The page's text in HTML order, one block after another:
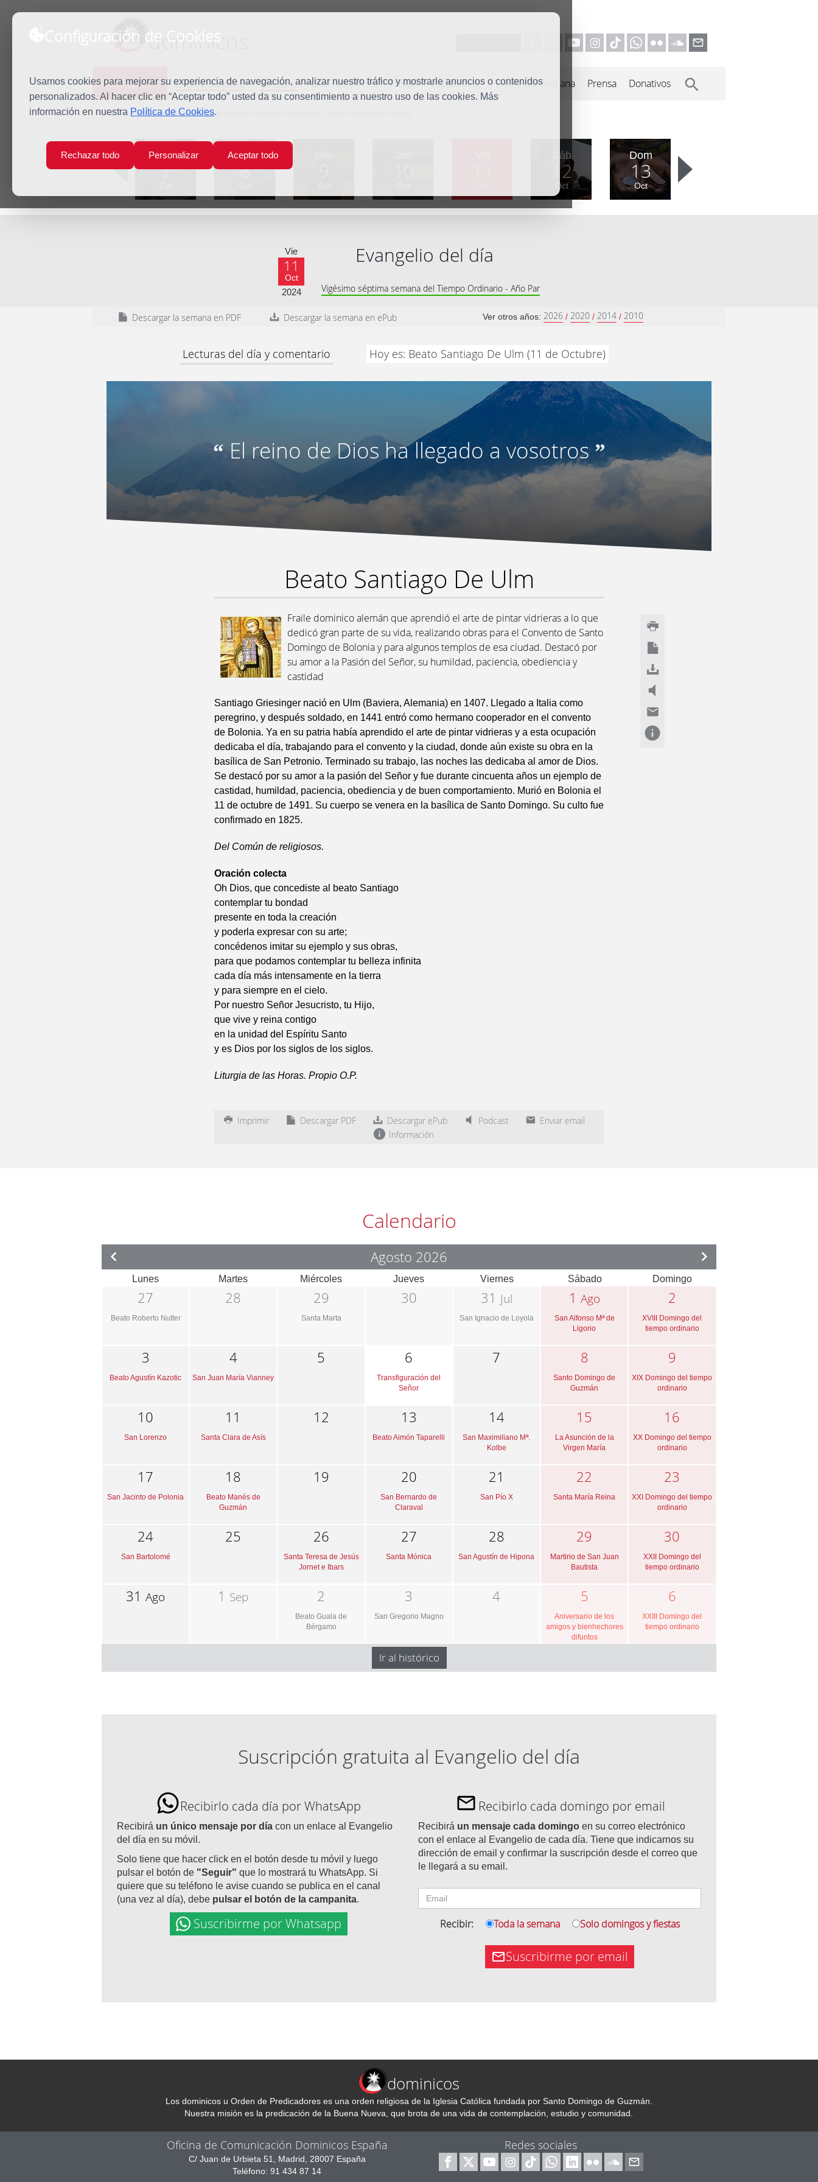
Configuración de Cookies
Usamos cookies para mejorar su experiencia de navegación, analizar nuestro tráfico y mostrarle anuncios o contenidos
personalizados. Al hacer clic en “Aceptar todo” usted da su consentimiento a nuestro uso de las cookies. Más
información en nuestra Política de Cookies.
Rechazar todo Personalizar Aceptar todo
dominicos
Predicación Espiritualidad Estudio Quiénes somos Misión Vocaciones Familia Dominicana Prensa Donativos
Inicio Predicación Viernes de la Vigésimo séptima semana del Tiempo Ordinario, Año par
Lun
7
Mar
8
Sáb
12
Oct
Dom
13
Oct
Vie
11
Oct
2024
Evangelio del día
Vigésimo séptima semana del Tiempo Ordinario - Año Par
Descargar la semana en PDF Descargar la semana en ePub Ver otros años: 2026 / 2020 / 2014 / 2010
Lecturas del día y comentario Hoy es: Beato Santiago De Ulm (11 de Octubre)
“El reino de Dios ha llegado a vosotros”
Beato Santiago De Ulm
Fraile dominico alemán que aprendió el arte de pintar vidrieras a lo que
dedicó gran parte de su vida, realizando obras para el Convento de Santo
Domingo de Bolonia y para algunos templos de esa ciudad. Destacó por
su amor a la Pasión del Señor, su humildad, paciencia, obediencia y
castidad
Santiago Griesinger nació en Ulm (Baviera, Alemania) en 1407. Llegado a Italia como
peregrino, y después soldado, en 1441 entró como hermano cooperador en el convento
de Bolonia. Ya en su patria había aprendido el arte de pintar vidrieras y a esta ocupación
dedicaba el día, trabajando para el convento y la ciudad, donde aún existe su obra en la
basílica de San Petronio. Terminado su trabajo, las noches las dedicaba al amor de Dios.
Se destacó por su amor a la pasión del Señor y fue durante cincuenta años un ejemplo de
castidad, humildad, paciencia, obediencia y de buen comportamiento. Murió en Bolonia el
11 de octubre de 1491. Su cuerpo se venera en la basílica de Santo Domingo. Su culto fue
confirmado en 1825.
Del Común de religiosos.
Oración colecta
Oh Dios, que concediste al beato Santiago
contemplar tu bondad
presente en toda la creación
y poderla expresar con su arte;
concédenos imitar su ejemplo y sus obras,
para que podamos contemplar tu belleza infinita
cada día más intensamente en la tierra
y para siempre en el cielo.
Por nuestro Señor Jesucristo, tu Hijo,
que vive y reina contigo
en la unidad del Espíritu Santo
y es Dios por los siglos de los siglos.
Liturgia de las Horas. Propio O.P.
Imprimir Descargar PDF Descargar ePub Podcast
Enviar email
Información
Calendario
Agosto 2026
Lunes Martes Miércoles Jueves Viernes Sábado Domingo
27
Beato Roberto Nutter
28 29
Santa Marta
30 31 Jul
San Ignacio de Loyola
1 Ago
San Alfonso Mª de
Ligorio
2
XVIII Domingo del
tiempo ordinario
3
Beato Agustín Kazotic
4
San Juan María Vianney
5 6
Transfiguración del
Señor
7 8
Santo Domingo de
Guzmán
9
XIX Domingo del tiempo
ordinario
10
San Lorenzo
11
Santa Clara de Asís
12 13
Beato Aimón Taparelli
14
San Maximiliano Mª.
Kolbe
15
La Asunción de la
Virgen María
16
XX Domingo del tiempo
ordinario
17
San Jacinto de Polonia
18
Beato Manés de
Guzmán
19 20
San Bernardo de
Claraval
21
San Pío X
22
Santa María Reina
23
XXI Domingo del tiempo
ordinario
24
San Bartolomé
25 26
Santa Teresa de Jesús
Jornet e Ibars
27
Santa Mónica
28
San Agustín de Hipona
29
Martirio de San Juan
Bautista
30
XXII Domingo del
tiempo ordinario
31Ago 1 Sep 2
Beato Guala de
Bérgamo
3
San Gregorio Magno
4 5
Aniversario de los
amigos y bienhechores
difuntos
6
XXIII Domingo del
tiempo ordinario
Ir al histórico
Suscripción gratuita al Evangelio del día
Recibirlo cada día por WhatsApp
Recibirá un único mensaje por día con un enlace al Evangelio
del día en su móvil.
Solo tiene que hacer click en el botón desde tu móvil y luego
pulsar el botón de "Seguir" que lo mostrará tu WhatsApp. Si
quiere que su teléfono le avise cuando se publica en el canal
(una vez al día), debe pulsar el botón de la campanita.
Suscribirme por Whatsapp
Recibirlo cada domingo por email
Recibirá un mensaje cada domingo en su correo electrónico
con el enlace al Evangelio de cada día. Tiene que indicarnos su
dirección de email y confirmar la suscripción desde el correo que
le llegará a su email.
Recibir: Toda la semana Solo domingos y fiestas
Suscribirme por email
dominicos
Los dominicos u Orden de Predicadores es una orden religiosa de la Iglesia Católica fundada por Santo Domingo de Guzmán.
Nuestra misión es la predicación de la Buena Nueva, que brota de una vida de contemplación, estudio y comunidad.
Oficina de Comunicación Dominicos España
C/ Juan de Urbieta 51, Madrid, 28007 España
Teléfono: 91 434 87 14
Redes sociales